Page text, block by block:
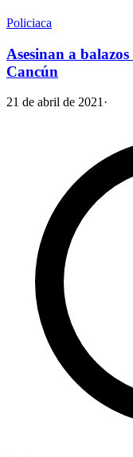
Policiaca
Asesinan a
Cancún
21 de abril de 2021 ·